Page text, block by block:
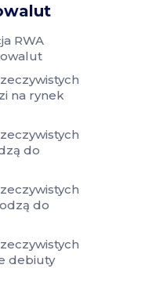
RWA
na rynek
do
do
debiuty